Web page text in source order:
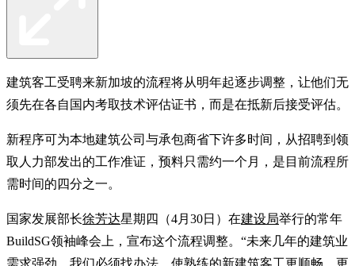
建筑客工受聘来新加坡的流程将从明年起逐步调整，让他们无
须先在各自国内考取技术评估证书，而是在抵新后接受评估。
新程序可为本地建筑公司与承包商省下许多时间，从招聘到领
取人力部发出的工作准证，预料只需约一个月，是目前流程所
需时间的四分之一。
国家发展部长徐芳达星期四（4月30日）在建设局举行的常年
BuildSG领袖峰会上，宣布这个流程调整。“未来几年的建筑业
需求强劲，我们必须找办法，使熟练的新建筑客工更顺畅、更